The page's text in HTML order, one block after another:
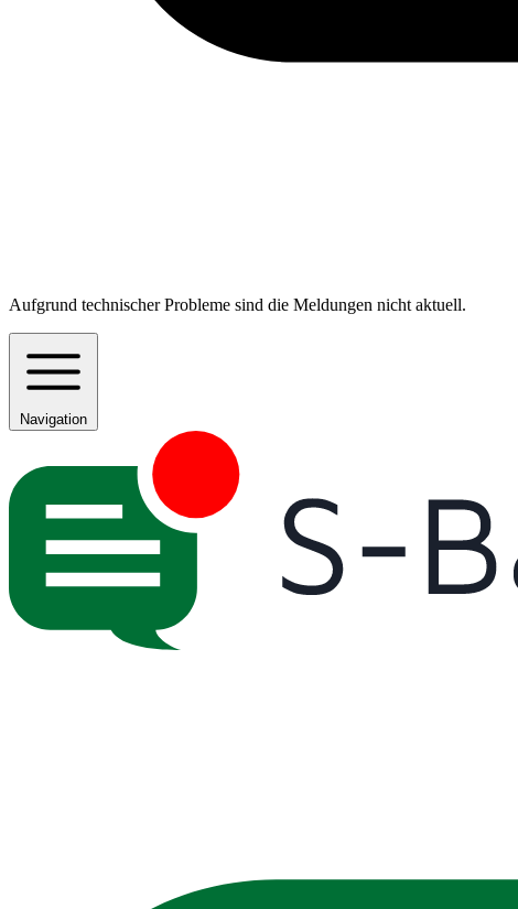
Aufgrund technischer Probleme sind die Meldungen nicht aktuell.
Navigation